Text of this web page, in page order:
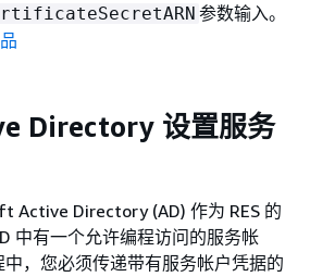
参数输入。
Directory 设置服务
Active Directory (AD) 作为 RES 的
中有一个允许编程访问的服务帐
中，您必须传递带有服务帐户凭据的